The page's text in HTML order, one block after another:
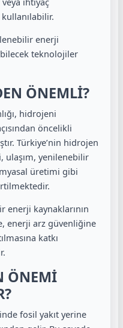
enerji
teknolojiler
ÖNEMLİ?
hidrojeni
öncelikli
Türkiye’nin hidrojen
ulaşım, yenilenebilir
üretimi gibi
enerji kaynaklarının
enerji arz güvenliğine
katkı
ÖNEMİ
fosil yakıt yerine